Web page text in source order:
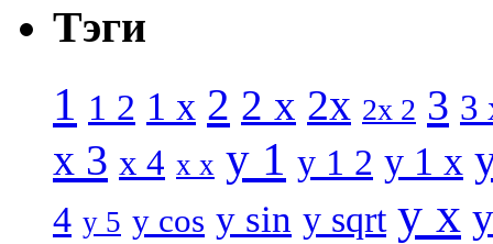
Тэги
1 1 2 1 x 2 2 x 2x 2x 2 3 3
x 3 x 4 x x y 1 y 1 2 y 1 x
4 y 5 y cos y sin y sqrt y x